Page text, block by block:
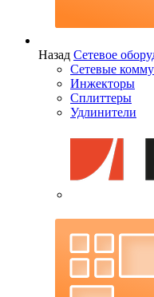
Назад Сетевое
Сетевые
Инжекторы
Сплиттеры
Удлинители